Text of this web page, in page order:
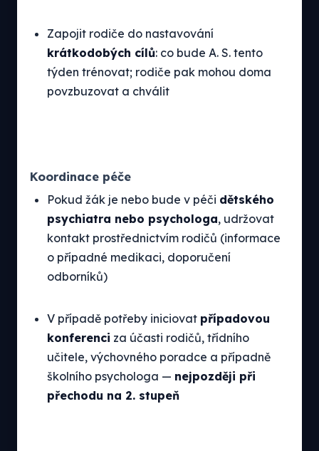
Zapojit rodiče do nastavování
krátkodobých cílů: co bude A. S. tento
týden trénovat; rodiče pak mohou doma
povzbuzovat a chválit
Koordinace péče
Pokud žák je nebo bude v péči dětského
psychiatra nebo psychologa, udržovat
kontakt prostřednictvím rodičů (informace
o případné medikaci, doporučení
odborníků)
V případě potřeby iniciovat případovou
konferenci za účasti rodičů, třídního
učitele, výchovného poradce a případně
školního psychologa — nejpozději při
přechodu na 2. stupeň